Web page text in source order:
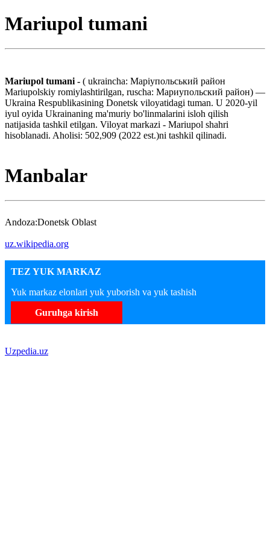
Mariupol tumani
Mariupol tumani - ( ukraincha: Маріупольський район
Mariupolskiy romiylashtirilgan, ruscha: Мариупольский район) —
Ukraina Respublikasining Donetsk viloyatidagi tuman. U 2020-yil
iyul oyida Ukrainaning ma'muriy bo'linmalarini isloh qilish
natijasida tashkil etilgan. Viloyat markazi - Mariupol shahri
hisoblanadi. Aholisi: 502,909 (2022 est.)ni tashkil qilinadi.
Manbalar
Andoza:Donetsk Oblast
uz.wikipedia.org
TEZ YUK MARKAZ
Yuk markaz elonlari yuk yuborish va yuk tashish
Guruhga kirish
Uzpedia.uz